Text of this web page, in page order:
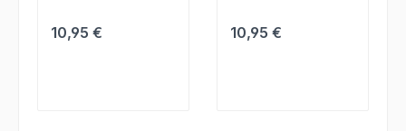
Regulärer Preis:
10,95 € Regulärer Preis:
10,95 €